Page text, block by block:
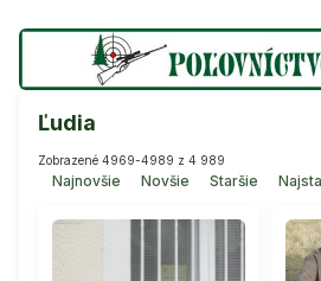
Ľudia
Zobrazené 4969-4989 z 4 989
Najnovšie Novšie Staršie